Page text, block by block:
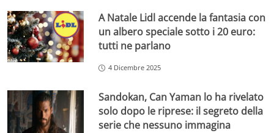
A Natale Lidl accende la fantasia con
un albero speciale sotto i 20 euro:
tutti ne parlano
4 Dicembre 2025
Sandokan, Can Yaman lo ha rivelato
solo dopo le riprese: il segreto della
serie che nessuno immagina